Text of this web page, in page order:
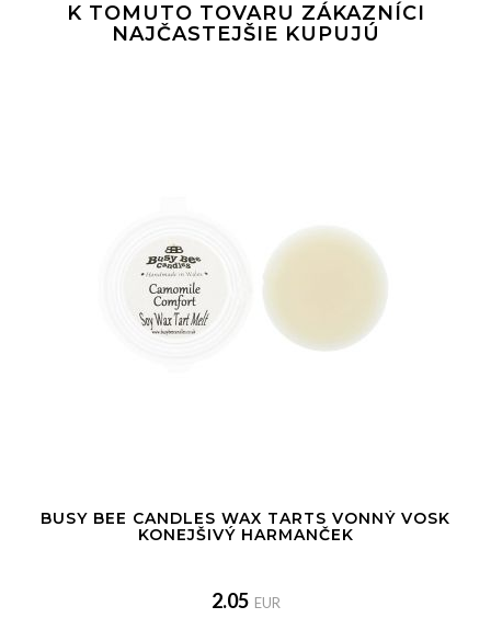
K TOMUTO TOVARU ZÁKAZNÍCI
NAJČASTEJŠIE KUPUJÚ
BUSY BEE CANDLES WAX TARTS VONNÝ VOSK
KONEJŠIVÝ HARMANČEK
2.05 EUR